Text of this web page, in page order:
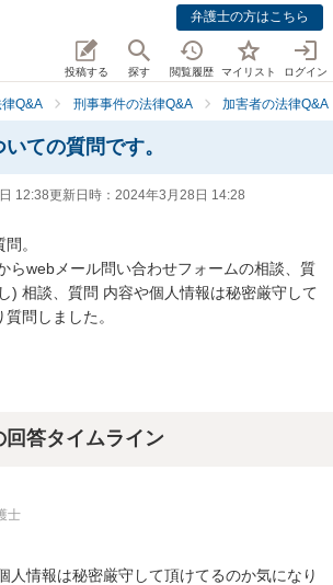
弁護士の方はこちら
投稿する 探す 閲覧履歴 マイリスト ログイン
Q&A 刑事事件の法律Q&A 加害者の法律Q&A
ての質問です。
12:38更新日時： 2024年3月28日 14:28
。
) 相談、質問 内容や個人情報は秘密厳守して
問しました。
回答タイムライン
士
人情報は秘密厳守して頂けてるのか気になり